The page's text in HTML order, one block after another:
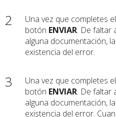
2
Una vez que completes
botón ENVIAR. De faltar
alguna documentación,
existencia del error.
3
Una vez que completes
botón ENVIAR. De faltar
alguna documentación,
existencia del error.